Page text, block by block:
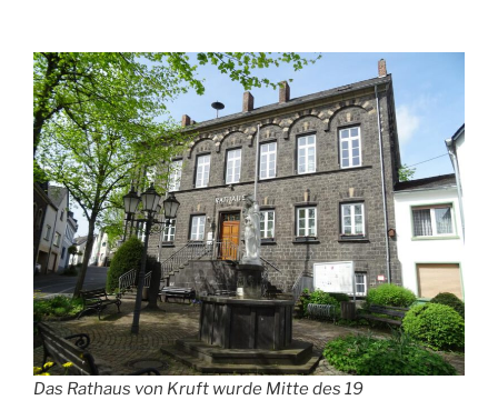
Das Rathaus von Kruft wurde Mitte des 19